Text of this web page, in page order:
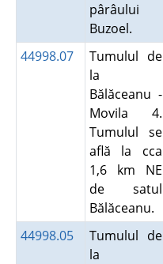
pârâului
Buzoel.
44998.07
Tumulul de
la
Bălăceanu -
Movila 4.
Tumulul se
află la cca
1,6 km NE
de satul
Bălăceanu.
44998.05
Tumulul de
la